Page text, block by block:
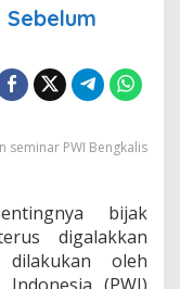
seminar PWI Bengkalis
bijak
digalakkan
oleh